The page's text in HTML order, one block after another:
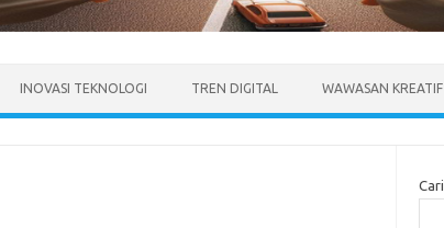
INOVASI TEKNOLOGI TREN DIGITAL WAWASAN KREATIF
Cari